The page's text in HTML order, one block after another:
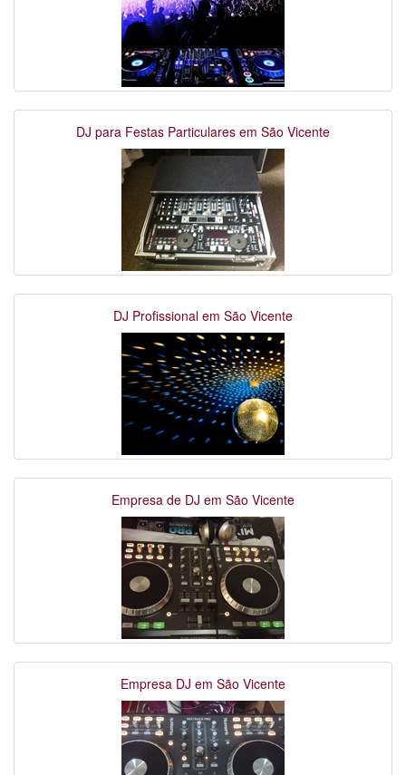
DJ para Festas Particulares em São Vicente
DJ Profissional em São Vicente
Empresa de DJ em São Vicente
Empresa DJ em São Vicente